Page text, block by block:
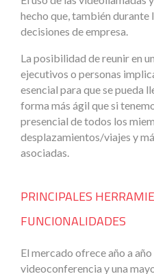
hecho que, también durante
decisiones de empresa.
La posibilidad de reunir en
ejecutivos o personas
esencial para que se pueda
forma más ágil que si
presencial de todos los
desplazamientos/viajes y
asociadas.
PRINCIPALES
FUNCIONALIDADES
El mercado ofrece año a
videoconferencia y una